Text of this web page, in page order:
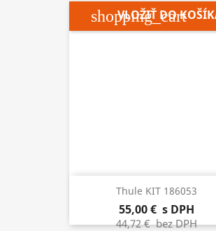
shopping_cart
VLOŽIŤ DO
Thule KIT 186053
55,00 € s DPH
44,72 €bez DPH